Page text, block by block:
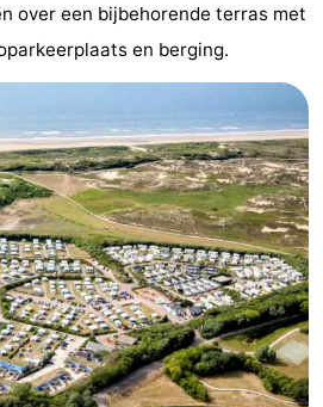
over een bijbehorende terras met
en berging.